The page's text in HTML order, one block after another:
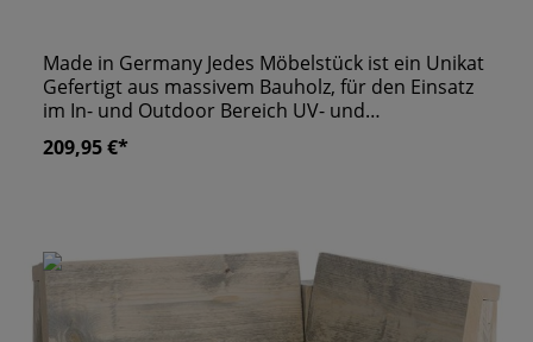
Made in Germany Jedes Möbelstück ist ein Unikat
Gefertigt aus massivem Bauholz, für den Einsatz
im In- und Outdoor Bereich UV- und
Wetterbeständig
209,95 €*